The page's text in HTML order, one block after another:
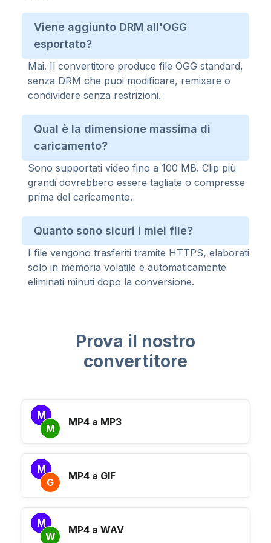
Viene aggiunto DRM all'OGG
esportato?
Mai. Il convertitore produce file OGG standard,
senza DRM che puoi modificare, remixare o
condividere senza restrizioni.
Qual è la dimensione massima di
caricamento?
Sono supportati video fino a 100 MB. Clip più
grandi dovrebbero essere tagliate o compresse
prima del caricamento.
Quanto sono sicuri i miei file?
I file vengono trasferiti tramite HTTPS, elaborati
solo in memoria volatile e automaticamente
eliminati minuti dopo la conversione.
Prova il nostro
convertitore
M
M
MP4 a MP3
M
G
MP4 a GIF
M
W
MP4 a WAV